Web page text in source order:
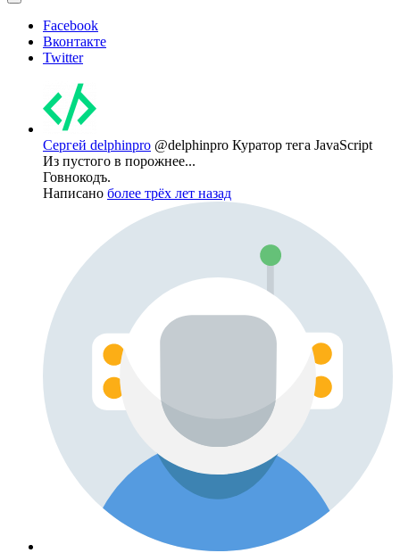
Facebook
Вконтакте
Twitter
Сергей delphinpro @delphinpro Куратор тега JavaScript
Из пустого в порожнее...
Говнокодъ.
Написано более трёх лет назад